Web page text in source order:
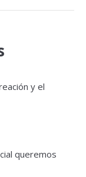
y el
queremos